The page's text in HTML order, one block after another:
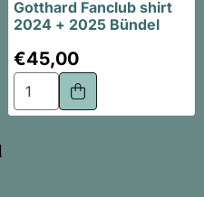
bis zum 31.12.26 + Karte
Gotthard Fanclub shirt
2024 + 2025 Bündel
Preis: 45,00
€45,00
Anzahl wählen für